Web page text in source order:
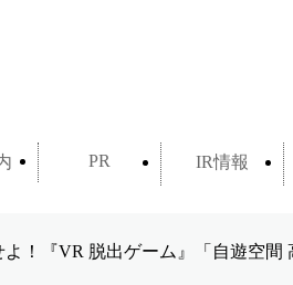
PR IR情報
！『VR 脱出ゲーム』「自遊空間